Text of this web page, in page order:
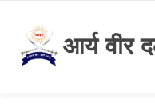
आर्य वीर